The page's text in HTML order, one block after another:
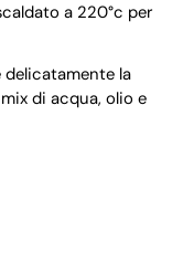
a 220°c per
delicatamente la
di acqua, olio e